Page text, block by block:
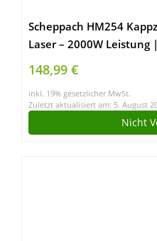
Scheppach HM254
Laser – 2000W
Schnittbreite/höhe:
Sägeblatt (HM254)
148,99 €
inkl. 19% gesetzlicher MwSt.
Zuletzt aktualisiert am: 5. August
Nicht